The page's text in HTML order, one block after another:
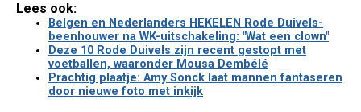
Lees ook:
Belgen en Nederlanders HEKELEN Rode Duivels-
beenhouwer na WK-uitschakeling: "Wat een clown"
Deze 10 Rode Duivels zijn recent gestopt met
voetballen, waaronder Mousa Dembélé
Prachtig plaatje: Amy Sonck laat mannen fantaseren
door nieuwe foto met inkijk